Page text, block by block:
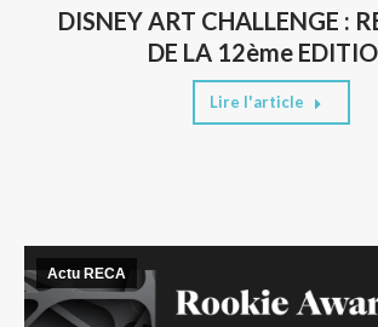
DISNEY ART CHALLENGE :
DE LA 12ème
Lire l'article
Actu RECA